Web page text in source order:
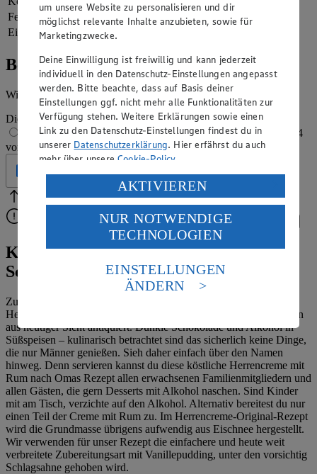
Fett
24 g
Eiweiß
8 g
Bewertung
Wie hat es dir geschmeckt?
Die Bewertung wird automatisch gespeichert
1 von 5 Sternen
2 von 5 Sternen 3 von 5 Sternen
4
von 5 Sternen
5 von 5 Sternen
Bitte Pfeile benutzen
Vielen Dank für deine Bewertung.
Bitte wähle eine Bewertung aus, um fortzufahren.
Köstlicher Genuss – Herrencreme mit
Schokolade und Rum
Zugegeben: Die Geschlechterklischees, denen Köstlichkeiten wie
Herrencreme oder
ihren Namen verdanken, erscheinen
aus heutiger Sicht antiquiert. Dunkle Schokolade und Alkohol in
Süßspeisen – kulinarisch betrachtet sind das sicherlich keine Dinge,
die nur Männer genießen. Sieh daher einfach über den Namen
hinweg. Denn servieren kannst du diese köstliche Herrencreme mit
Rum nach Omas Rezept allen erwachsenen Familienmitgliedern und
allen Gästen, die gern Desserts mit Alkohol naschen. Sind Kinder
mit am Tisch, verzichte auf den Alkohol. Alternativ bereitest du nur
einen Teil der Creme mit Rum zu. Im Herrencreme-Original-Rezept
wird die Grundmasse übrigens aufwendig aus Eischnee hergestellt.
Wir verwenden für unser Rezept die einfachere und heute weit
verbreitete Zubereitungsart mit Vanillepudding, unter den vorsichtig
Schlagsahne gehoben wird.
um unsere Website zu personalisieren und dir
möglichst relevante Inhalte anzubieten, sowie für
Marketingzwecke.
Deine Einwilligung ist freiwillig und kann jederzeit
individuell in den Datenschutz-Einstellungen angepasst
werden. Bitte beachte, dass auf Basis deiner
Einstellungen ggf. nicht mehr alle Funktionalitäten zur
Verfügung stehen. Weitere Erklärungen sowie einen
Link zu den Datenschutz-Einstellungen findest du in
unserer Datenschutzerklärung. Hier erfährst du auch
mehr über unsereCookie-Policy.
Verarbeitung deiner personenbezogenen Daten in den
USA durch Facebook und YouTube:
Wenn du auf „Aktivieren“ klickst, willigst du im Sinne
des Art. 49 Abs. 1 Satz 1 lit. a) DSGVO ein, dass deine
Daten in den USA verarbeitet werden. Der EuGH sieht
die USA als Land mit einem nach europäischen
Standards nicht angemessenen Datenschutzniveau an.
Es besteht das Risiko eines Zugriffs durch US-
Informationen zum Herausgeber der Seite findest du
imImpressum
AKTIVIEREN
NUR NOTWENDIGE
TECHNOLOGIEN
EINSTELLUNGEN
ÄNDERN